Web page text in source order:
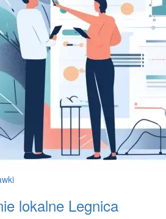
lokalne Legnica